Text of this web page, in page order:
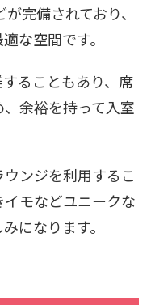
完備されており、
な空間です。
ることもあり、席
余裕を持って入室
ンジを利用するこ
モなどユニークな
になります。